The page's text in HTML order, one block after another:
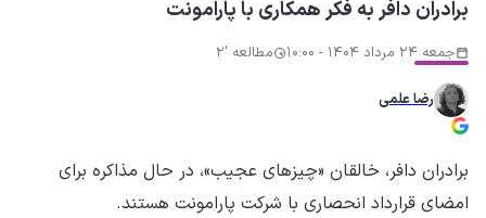
برادران دافر به فکر همکاری با پارامونت
جمعه 24 مرداد 1404 - 10:00 مطالعه '2
رضا علمی
برادران دافر، خالقان «چیزهای عجیب»، در حال مذاکره برای
امضای قرارداد انحصاری با شرکت پارامونت هستند.